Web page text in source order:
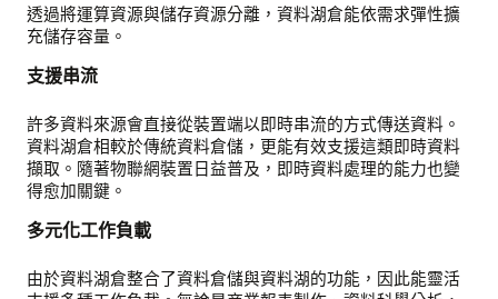
透過將運算資源與儲存資源分離，資料湖倉能依需求彈性擴
充儲存容量。
支援串流
許多資料來源會直接從裝置端以即時串流的方式傳送資料。
資料湖倉相較於傳統資料倉儲，更能有效支援這類即時資料
擷取。隨著物聯網裝置日益普及，即時資料處理的能力也變
得愈加關鍵。
多元化工作負載
由於資料湖倉整合了資料倉儲與資料湖的功能，因此能靈活